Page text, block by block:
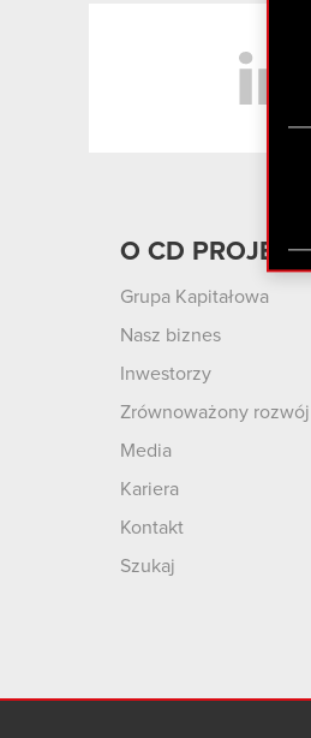
O CD PROJEKT
Grupa Kapitałowa
Nasz biznes
Inwestorzy
Zrównoważony rozwój
Media
Kariera
Kontakt
Szukaj